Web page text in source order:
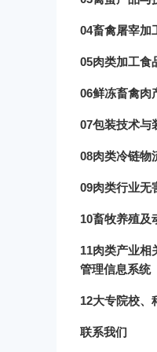
04畜禽屠宰加
05肉类加工食
06鲜冻畜禽肉
07包装技术与
08肉类冷链物
09肉类行业无
10畜牧养殖及
11肉类产业相
管理信息系统
12大专院校、
联系我们